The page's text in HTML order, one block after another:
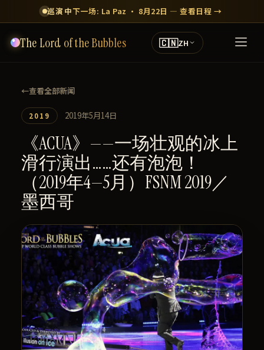
巡演中下一场: La Paz · 8月22日 — 查看日程 →
The Lord of the Bubbles 🇨🇳ZH
←查看全部新闻
2019 2019年5月14日
《ACUA》——一场壮观的冰上
滑行演出……还有泡泡！
（2019年4—5月）FSNM 2019／
墨西哥